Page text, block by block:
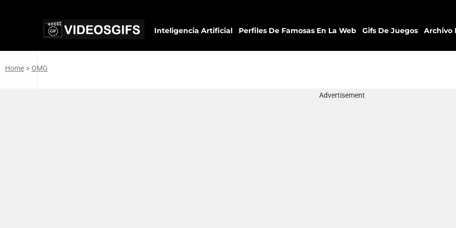
Inteligencia Artificial Perfiles De Famosas En La Web Gifs De Juegos Archivo
Home > OMG
Advertisement